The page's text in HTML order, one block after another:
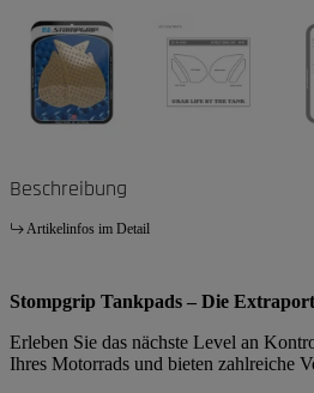
Beschreibung
Artikelinfos im Detail
Stompgrip Tankpads – Die
Erleben Sie das nächste Level an
Ihres Motorrads und bieten zahlreiche